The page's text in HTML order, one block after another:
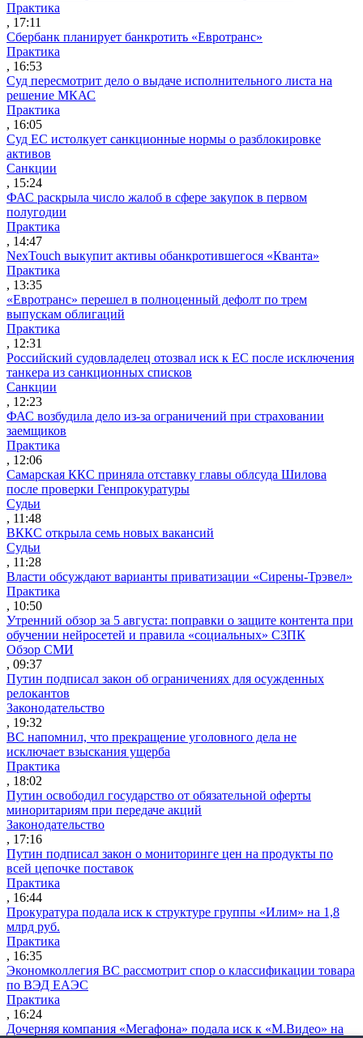
Практика
, 17:11
Сбербанк планирует банкротить «Евротранс»
Практика
, 16:53
Суд пересмотрит дело о выдаче исполнительного листа на
решение МКАС
Практика
, 16:05
Суд ЕС истолкует санкционные нормы о разблокировке
активов
Санкции
, 15:24
ФАС раскрыла число жалоб в сфере закупок в первом
полугодии
Практика
, 14:47
NexTouch выкупит активы обанкротившегося «Кванта»
Практика
, 13:35
«Евротранс» перешел в полноценный дефолт по трем
выпускам облигаций
Практика
, 12:31
Российский судовладелец отозвал иск к ЕС после исключения
танкера из санкционных списков
Санкции
, 12:23
ФАС возбудила дело из-за ограничений при страховании
заемщиков
Практика
, 12:06
Самарская ККС приняла отставку главы облсуда Шилова
после проверки Генпрокуратуры
Судьи
, 11:48
ВККС открыла семь новых вакансий
Судьи
, 11:28
Власти обсуждают варианты приватизации «Сирены-Трэвел»
Практика
, 10:50
Утренний обзор за 5 августа: поправки о защите контента при
обучении нейросетей и правила «социальных» СЗПК
Обзор СМИ
, 09:37
Путин подписал закон об ограничениях для осужденных
релокантов
Законодательство
, 19:32
ВС напомнил, что прекращение уголовного дела не
исключает взыскания ущерба
Практика
, 18:02
Путин освободил государство от обязательной оферты
миноритариям при передаче акций
Законодательство
, 17:16
Путин подписал закон о мониторинге цен на продукты по
всей цепочке поставок
Практика
, 16:44
Прокуратура подала иск к структуре группы «Илим» на 1,8
млрд руб.
Практика
, 16:35
Экономколлегия ВС рассмотрит спор о классификации товара
по ВЭД ЕАЭС
Практика
, 16:24
Дочерняя компания «Мегафона» подала иск к «М.Видео» на